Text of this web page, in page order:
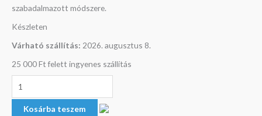
szabadalmazott módszere.
Készleten
Várható szállítás: 2026. augusztus 8.
25 000 Ft felett ingyenes szállítás
Kosárba teszem